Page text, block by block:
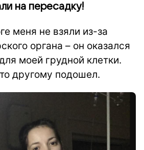
на пересадку!
меня не взяли из-за
органа – он оказался
моей грудной клетки.
другому подошел.